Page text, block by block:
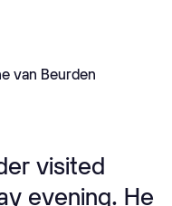
van Beurden
visited
evening. He